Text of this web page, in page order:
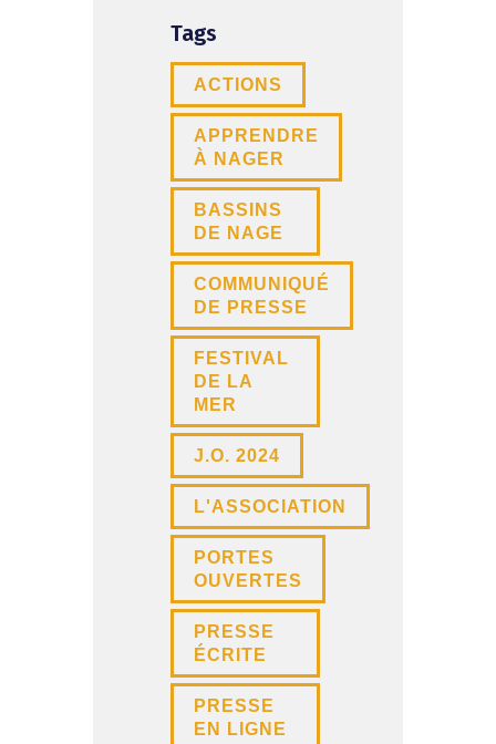
Tags
ACTIONS
APPRENDRE
À NAGER
BASSINS
DE NAGE
COMMUNIQUÉ
DE PRESSE
FESTIVAL
DE LA
MER
J.O. 2024
L'ASSOCIATION
PORTES
OUVERTES
PRESSE
ÉCRITE
PRESSE
EN LIGNE